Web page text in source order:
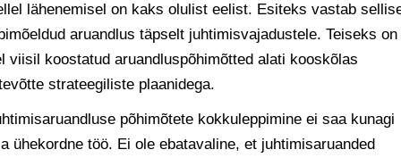
lähenemisel on kaks olulist eelist. Esiteks vastab
aruandlus täpselt juhtimisvajadustele. Teiseks on
viisil koostatud aruandluspõhimõtted alati kooskõlas
strateegiliste plaanidega.
põhimõtete kokkuleppimine ei saa kunagi
ühekordne töö. Ei ole ebatavaline, et juhtimisaruanded